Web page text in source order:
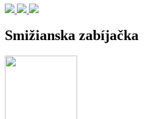
Smižianska zabíjačka